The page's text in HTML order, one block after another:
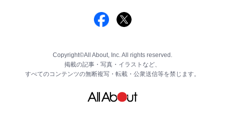
Copyright©All About, Inc. All rights reserved.
掲載の記事・写真・イラストなど、
すべてのコンテンツの無断複写・転載・公衆送信等を禁じます。